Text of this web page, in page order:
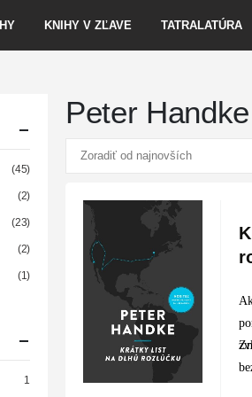
KNIHY V ZĽAVE TATRALATÚRA
Peter Handke
(45)
(2)
(23)
(2)
(1)
1